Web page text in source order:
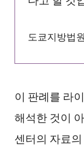
도쿄지방법
이 판례를 라
해석한 것이
센터의 자료